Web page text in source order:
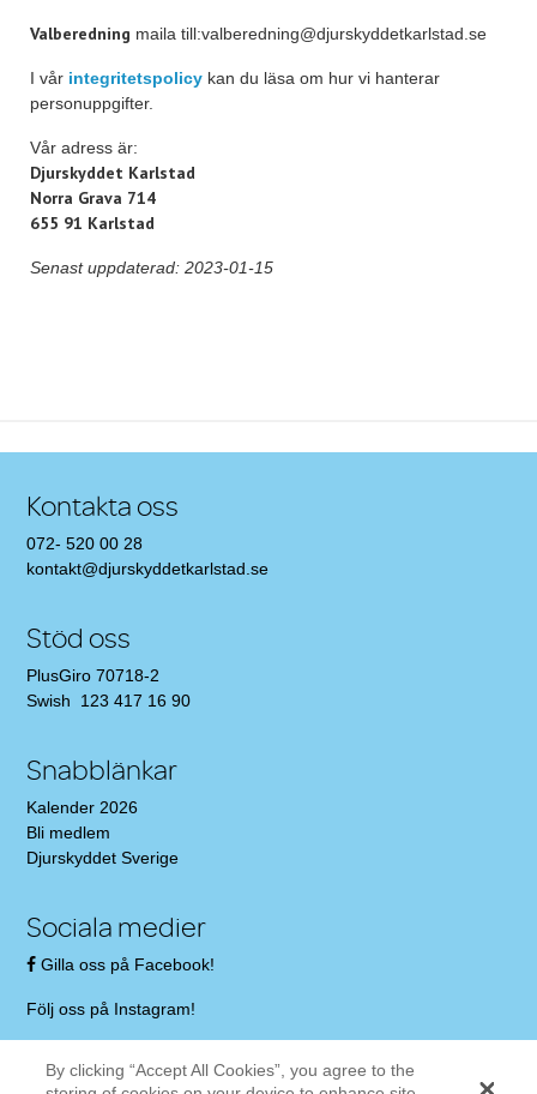
Valberedning maila till:valberedning@djurskyddetkarlstad.se
I vår integritetspolicy kan du läsa om hur vi hanterar
personuppgifter.
Vår adress är:
Djurskyddet Karlstad
Norra Grava 714
655 91 Karlstad
Senast uppdaterad: 2023-01-15
Kontakta oss
072- 520 00 28
kontakt@djurskyddetkarlstad.se
Stöd oss
PlusGiro 70718-2
Swish 123 417 16 90
Snabblänkar
Kalender 2026
Bli medlem
Djurskyddet Sverige
Sociala medier
Gilla oss på Facebook!
Följ oss på Instagram!
By clicking “Accept All Cookies”, you agree to the